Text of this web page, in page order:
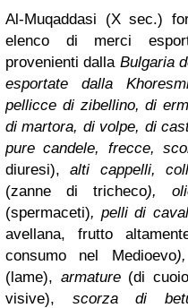
Al-Muqaddasi (X sec.)
elenco di merci
provenienti dalla Bulgaria
esportate dalla
pellicce di zibellino, di
di martora, di volpe, di
pure candele, frecce,
diuresi),alti cappelli,
(zanne di tricheco),
(spermaceti), pelli di
avellana, frutto
consumo nel Medioevo
(lame), armature (di
visive), scorza di